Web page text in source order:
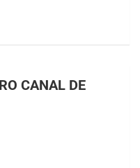
CANAL DE